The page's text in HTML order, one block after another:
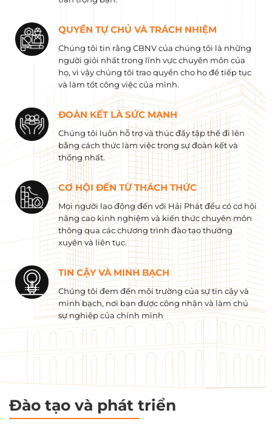
QUYỀN TỰ CHỦ VÀ TRÁCH NHIỆM
Chúng tôi tin rằng CBNV của chúng tôi là những
người giỏi nhất trong lĩnh vực chuyên môn của
họ, vì vậy chúng tôi trao quyền cho họ để tiếp tục
và làm tốt công việc của mình.
ĐOÀN KẾT LÀ SỨC MẠNH
Chúng tôi luôn hỗ trợ và thúc đẩy tập thể đi lên
bằng cách thức làm việc trong sự đoàn kết và
thống nhất.
CƠ HỘI ĐẾN TỪ THÁCH THỨC
Mọi người lao động đến với Hải Phát đều có cơ hội
nâng cao kinh nghiệm và kiến ​​thức chuyên môn
thông qua các chương trình đào tạo thường
xuyên và liên tục.
TIN CẬY VÀ MINH BẠCH
Chúng tôi đem đến môi trường của sự tin cậy và
minh bạch, nơi bạn được công nhận và làm chủ
sự nghiệp của chính mình
Đào tạo và phát triển